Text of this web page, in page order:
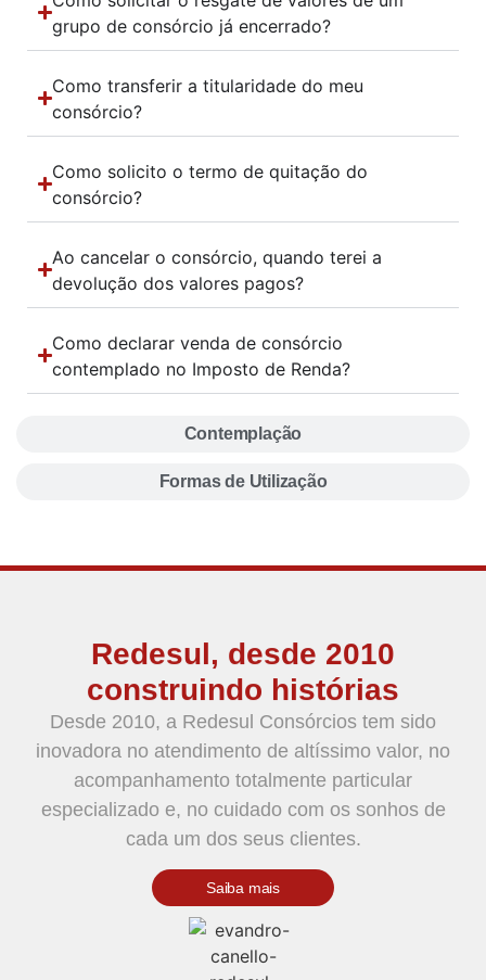
Contemplação
Formas de Utilização
grupo de consórcio já encerrado?
Como transferir a titularidade do meu
consórcio?
Como solicito o termo de quitação do
consórcio?
Ao cancelar o consórcio, quando terei a
devolução dos valores pagos?
Como declarar venda de consórcio
contemplado no Imposto de Renda?
Redesul, desde 2010
construindo histórias
Desde 2010, a Redesul Consórcios tem sido
inovadora no atendimento de altíssimo valor, no
acompanhamento totalmente particular
especializado e, no cuidado com os sonhos de
cada um dos seus clientes.
Saiba mais